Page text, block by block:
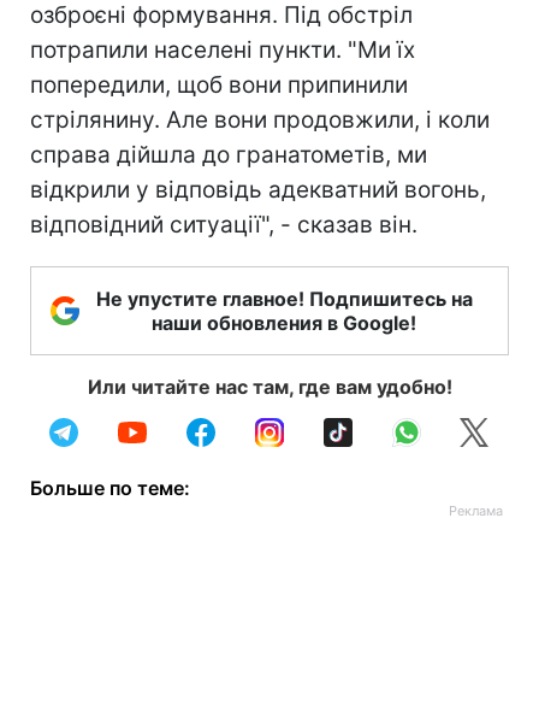
озброєні формування. Під обстріл
потрапили населені пункти. "Ми їх
попередили, щоб вони припинили
стрілянину. Але вони продовжили, і коли
справа дійшла до гранатометів, ми
відкрили у відповідь адекватний вогонь,
відповідний ситуації", - сказав він.
Не упустите главное! Подпишитесь на
наши обновления в Google!
Или читайте нас там, где вам удобно!
Больше по теме: